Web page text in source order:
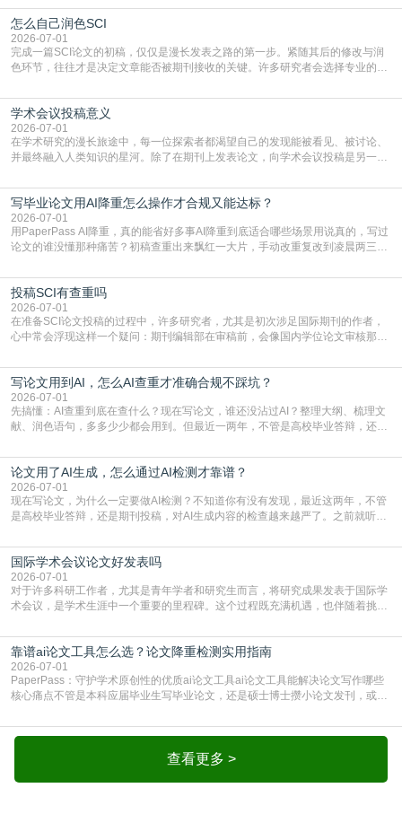
战与困惑。从选题立意到投稿回应，每一步都需要精心的策略与扎实的工作。本
篇AEIC学术交流中心小编就为大家介绍“发SCI文章”。一、精准定位是成功的第
一步发表SCI文章，首要解决的问题是“投
怎么自己润色SCI
2026-07-01
完成一篇SCI论文的初稿，仅仅是漫长发表之路的第一步。紧随其后的修改与润
色环节，往往才是决定文章能否被期刊接收的关键。许多研究者会选择专业的语
质量，更能在此过程中深化对学术写作的理解。如何系统、高效地打磨自己的论
文，使其在语言和学术表达上更符合国际期刊的要求，是每位研究者值得投入学
习的技能。本篇AEIC学术交流中心小编就为大家介
学术会议投稿意义
2026-07-01
在学术研究的漫长旅途中，每一位探索者都渴望自己的发现能被看见、被讨论、
并最终融入人类知识的星河。除了在期刊上发表论文，向学术会议投稿是另一个
广阔学术天地的大门，连接着个体研究与社会网络。本篇AEIC学术交流中心小编
就为大家介绍“学术会议投稿意义”。一、加速研究成果的传播与反馈学术会议通
常具有周期短、时效性强的特点。相比期刊漫长的
写毕业论文用AI降重怎么操作才合规又能达标？
2026-07-01
用PaperPass AI降重，真的能省好多事AI降重到底适合哪些场景用说真的，写过
论文的谁没懂那种痛苦？初稿查重出来飘红一大片，手动改重复改到凌晨两三
到秃头。这时候靠谱的AI降重真的就是救命稻草，选对工具，半天就能搞定你两
三天都做不完的事。不是所有人都需要用AI降重，但如果你符合下面这些场景，
真的可以试试：初稿写完重复率远超要
投稿SCI有查重吗
2026-07-01
在准备SCI论文投稿的过程中，许多研究者，尤其是初次涉足国际期刊的作者，
心中常会浮现这样一个疑问：期刊编辑部在审稿前，会像国内学位论文审核那
论文的初审通过率。实际上，SCI期刊对重复内容的审查是严谨投稿流程中不可
或缺的一环。本篇AEIC学术交流中心小编就为大家介绍“投稿SCI有查重吗”。
一、查重是标准流程答案是明确的：绝大多数S
写论文用到AI，怎么AI查重才准确合规不踩坑？
2026-07-01
先搞懂：AI查重到底在查什么？现在写论文，谁还没沾过AI？整理大纲、梳理文
献、润色语句，多多少少都会用到。但最近一两年，不管是高校毕业答辩，还是
须加做AI查重。很多人分不清，AI查重和普通查重到底有啥区别？这里说透：普
通查重查的是你的文字和已公开文献的重复比例，防的是抄袭；AI查重查的是你
的内容里，有多少是AI生成的，防的是过
论文用了AI生成，怎么通过AI检测才靠谱？
2026-07-01
现在写论文，为什么一定要做AI检测？不知道你有没有发现，最近这两年，不管
是高校毕业答辩，还是期刊投稿，对AI生成内容的检查越来越严了。之前就听身
要求修改，还差点被判定学术不规范，真的太冤了。现在国内多数高校和核心期
刊，都已经明确出台了相关规定：如果使用AI生成内容辅助写作，必须明确标
注，未标注的AI生成内容会被认定为不符合学
国际学术会议论文好发表吗
2026-07-01
对于许多科研工作者，尤其是青年学者和研究生而言，将研究成果发表于国际学
术会议，是学术生涯中一个重要的里程碑。这个过程既充满机遇，也伴随着挑
疑问：国际学术会议论文到底好不好发表？其价值和难度究竟如何衡量。本篇
AEIC学术交流中心小编就为大家介绍“国际学术会议论文好发表吗”。一、会议论
文发表的相对优势与期刊论文相比，国际会议论文的发
靠谱ai论文工具怎么选？论文降重检测实用指南
2026-07-01
PaperPass：守护学术原创性的优质ai论文工具ai论文工具能解决论文写作哪些
核心痛点不管是本科应届毕业生写毕业论文，还是硕士博士攒小论文发刊，或是
自己逐句读逐句改，熬好几个大夜不说，还经常改不到点上，交上去才发现重复
率超标，再返工太折腾。现在有了成熟的ai论文工具，这些痛点基本都能高效解
决。靠谱的ai论文工具，不止能帮你梳查看更多 >